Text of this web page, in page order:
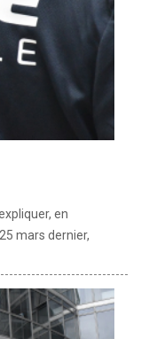
en
mars dernier,